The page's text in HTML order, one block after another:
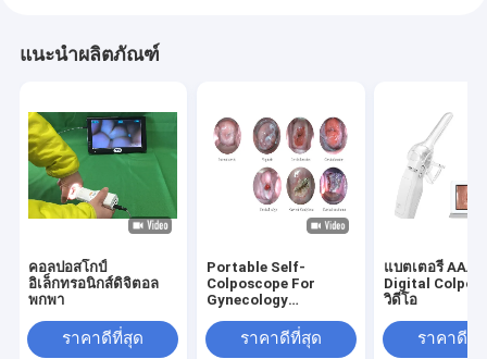
แนะนำผลิตภัณฑ์
คอลปอสโกป์
อิเล็กทรอนิกส์ดิจิตอล
พกพา
ราคาดีที่สุด
Portable Self-
Colposcope For
Gynecology
Monitor Computer
Television
ราคาดีที่สุด
แบตเตอรี่ AAA
Digital
วิดีโอ
ราคาดีที่